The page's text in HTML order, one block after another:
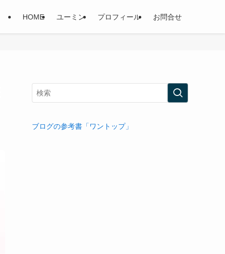
HOME ユーミン プロフィール お問合せ
ブログの参考書「ワントップ」